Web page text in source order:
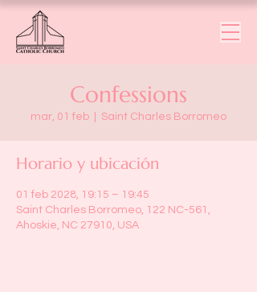
Confessions
mar, 01 feb Saint Charles Borromeo
Horario y ubicación
01 feb 2028, 19:15 – 19:45
Saint Charles Borromeo, 122 NC-561,
Ahoskie, NC 27910, USA